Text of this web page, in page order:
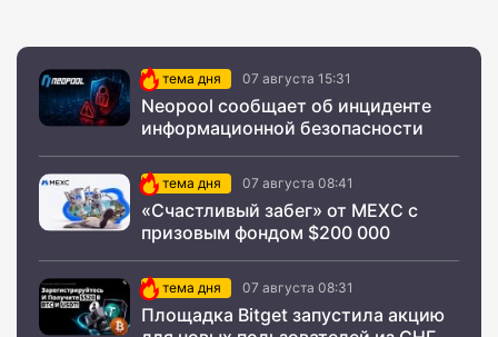
тема дня 07 августа 15:31
Neopool сообщает об инциденте
информационной безопасности
тема дня 07 августа 08:41
«Счастливый забег» от MEXC с
призовым фондом $200 000
тема дня 07 августа 08:31
Площадка Bitget запустила акцию